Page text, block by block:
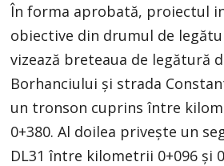
În forma aprobată, proiectul
obiective din drumul de
vizează breteaua de legătură
Borhanciului și strada
un tronson cuprins între
0+380. Al doilea privește un
DL31 între kilometrii 0+096 și